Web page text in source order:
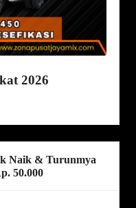
2026
Naik & Turunmya
50.000